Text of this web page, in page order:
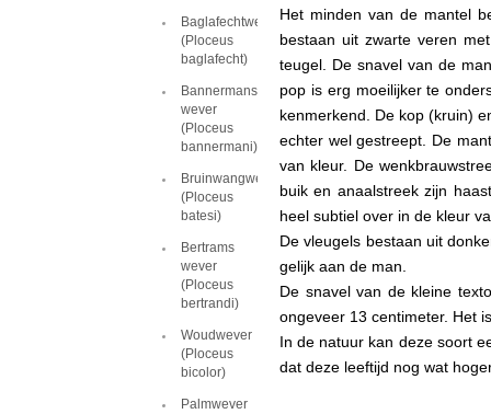
Baglafechtwever
(Ploceus
baglafecht)
Bannermans
wever
(Ploceus
bannermani)
Bruinwangwever
(Ploceus
batesi)
Bertrams
wever
(Ploceus
bertrandi)
Woudwever
(Ploceus
bicolor)
Palmwever
Het minden van de mantel
bestaan uit zwarte veren
teugel. De snavel van de
pop is erg moeilijker te
kenmerkend. De kop (kruin)
echter wel gestreept. De
van kleur. De
buik en anaalstreek zijn
heel subtiel over in de kleur
De vleugels bestaan uit
gelijk aan de man.
De snavel van de kleine
ongeveer 13 centimeter. Het
In de natuur kan deze soort
dat deze leeftijd nog wat